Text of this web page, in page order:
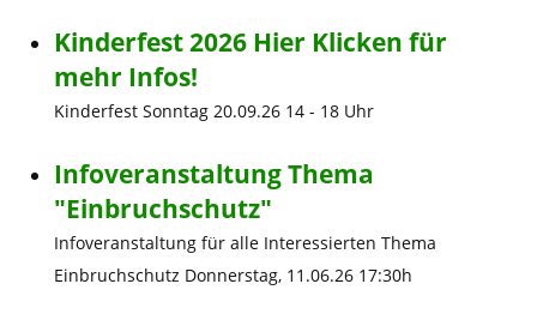
Kinderfest 2026 Hier Klicken für
mehr Infos!
Kinderfest Sonntag 20.09.26 14 - 18 Uhr
Infoveranstaltung Thema
"Einbruchschutz"
Infoveranstaltung für alle Interessierten Thema
Einbruchschutz Donnerstag, 11.06.26 17:30h